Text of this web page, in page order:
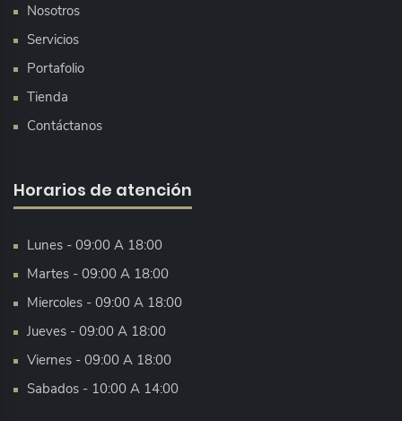
Nosotros
Servicios
Portafolio
Tienda
Contáctanos
Horarios de atención
Lunes - 09:00 A 18:00
Martes - 09:00 A 18:00
Miercoles - 09:00 A 18:00
Jueves - 09:00 A 18:00
Viernes - 09:00 A 18:00
Sabados - 10:00 A 14:00